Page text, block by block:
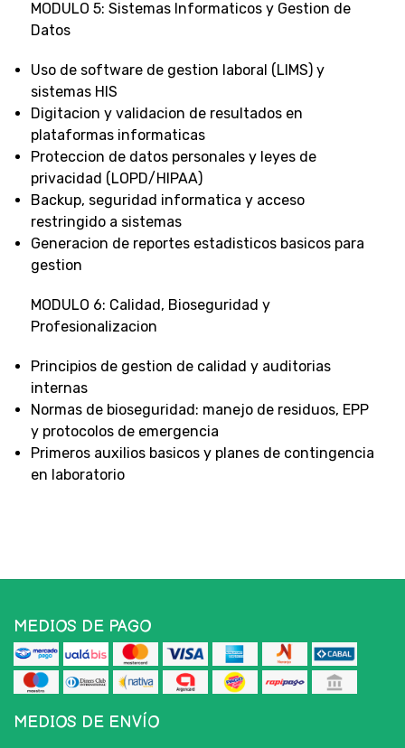
MODULO 5: Sistemas Informaticos y Gestion de
Datos
Uso de software de gestion laboral (LIMS) y
sistemas HIS
Digitacion y validacion de resultados en
plataformas informaticas
Proteccion de datos personales y leyes de
privacidad (LOPD/HIPAA)
Backup, seguridad informatica y acceso
restringido a sistemas
Generacion de reportes estadisticos basicos para
gestion
MODULO 6: Calidad, Bioseguridad y
Profesionalizacion
Principios de gestion de calidad y auditorias
internas
Normas de bioseguridad: manejo de residuos, EPP
y protocolos de emergencia
Primeros auxilios basicos y planes de contingencia
en laboratorio
MEDIOS DE PAGO
MEDIOS DE ENVÍO